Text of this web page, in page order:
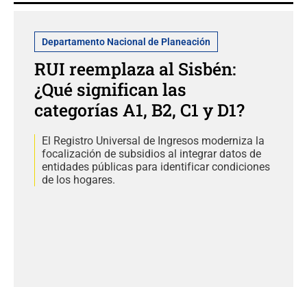
Departamento Nacional de Planeación
RUI reemplaza al Sisbén:
¿Qué significan las
categorías A1, B2, C1 y D1?
El Registro Universal de Ingresos moderniza la
focalización de subsidios al integrar datos de
entidades públicas para identificar condiciones
de los hogares.